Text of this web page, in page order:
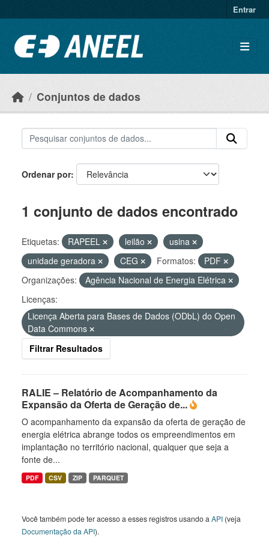
Entrar
Conjuntos de dados
Ordenar por
1 conjunto de dados encontrado
Etiquetas: RAPEEL leilão
usina
unidade geradora
CEG Formatos:
PDF
Organizações:
Agência Nacional de Energia Elétrica
Licenças:
Licença Aberta para Bases de Dados (ODbL) do Open
Data Commons
Filtrar Resultados
RALIE – Relatório de Acompanhamento da
Expansão da Oferta de Geração de...
O acompanhamento da expansão da oferta de geração de
energia elétrica abrange todos os empreendimentos em
implantação no território nacional, qualquer que seja a
fonte de...
PDF CSV ZIP PARQUET
Você também pode ter acesso a esses registros usando a API (veja
Documentação da API).